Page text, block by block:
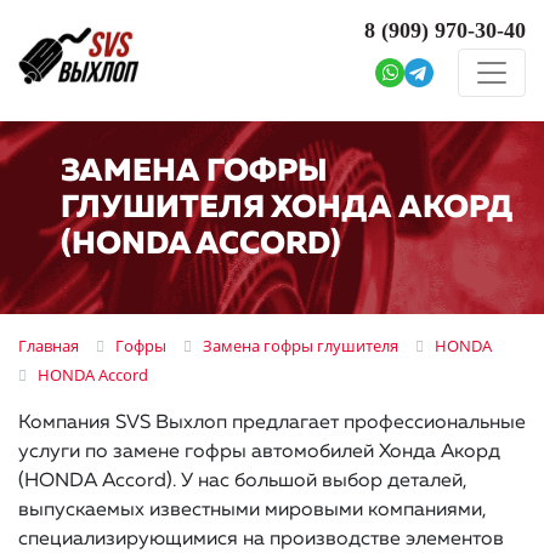
8 (909) 970-30-40
ЗАМЕНА ГОФРЫ
ГЛУШИТЕЛЯ ХОНДА АКОРД
(HONDA ACCORD)
Главная Гофры Замена гофры глушителя
HONDA
HONDA Accord
Компания SVS Выхлоп предлагает профессиональные
услуги по замене гофры автомобилей Хонда Акорд
(HONDA Accord). У нас большой выбор деталей,
выпускаемых известными мировыми компаниями,
специализирующимися на производстве элементов